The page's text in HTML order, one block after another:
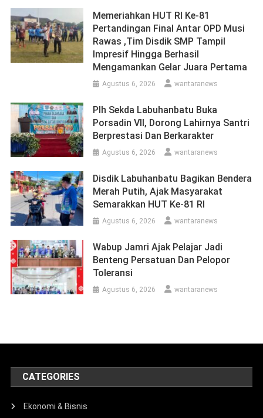
Memeriahkan HUT RI Ke-81
Pertandingan Final Antar OPD Musi
Rawas ,Tim Disdik SMP Tampil
Impresif Hingga Berhasil
Mengamankan Gelar Juara Pertama
Agustus 6, 2026 wantaranews
Plh Sekda Labuhanbatu Buka
Porsadin VII, Dorong Lahirnya Santri
Berprestasi Dan Berkarakter
Agustus 6, 2026 wantaranews
Disdik Labuhanbatu Bagikan Bendera
Merah Putih, Ajak Masyarakat
Semarakkan HUT Ke-81 RI
Agustus 6, 2026 wantaranews
Wabup Jamri Ajak Pelajar Jadi
Benteng Persatuan Dan Pelopor
Toleransi
Agustus 6, 2026 wantaranews
CATEGORIES
Ekonomi & Bisnis